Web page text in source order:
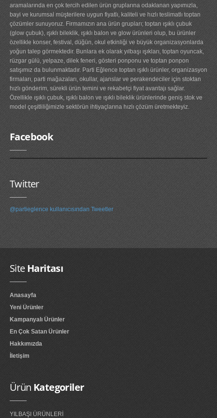
aramalarında en çok tercih edilen ürün gruplarına odaklanan yapımızla,
bayi ve kurumsal müşterilere uygun fiyatlı, kaliteli ve hızlı teslimatlı toptan
çözümler sunuyoruz. Firmamızın ana ürün grupları; toptan ışıklı çubuk
(glow çubuk), ışıklı bileklik, ışıklı balon ve glow ürünleri olup, bu ürünler
özellikle konser, festival, düğün, okul etkinliği ve büyük organizasyonlarda
yoğun talep görmektedir. Bunlara ek olarak yılbaşı ışıkları, toptan oyuncak,
rüzgar gülü, yelpaze, dilek feneri, gösteri ponponu ve toptan ponpon
satışımız da bulunmaktadır. Parti Eğlence toptan ışıklı ürünler, organizasyon
firmaları, parti mağazaları, okullar, ajanslar ve perakendeciler için stoktan
hızlı gönderim, sürekli ürün temini ve rekabetçi fiyat avantajı sağlar.
Özellikle ışıklı çubuk, ışıklı balon ve ışıklı bileklik ürünlerinde geniş stok ve
model çeşitliliğimizle sektörün ihtiyaçlarına hızlı çözüm üretmekteyiz.
Facebook
Twitter
@partieglence kullanıcısından Tweetler
SiteHaritası
Anasayfa
Yeni Ürünler
Kampanyalı Ürünler
En Çok Satan Ürünler
Hakkımızda
İletişim
Ürün Kategoriler
YILBAŞI ÜRÜNLERİ